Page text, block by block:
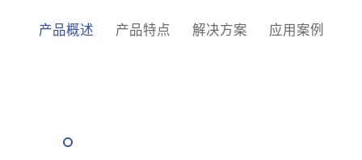
产品概述 产品特点 解决方案 应用案例